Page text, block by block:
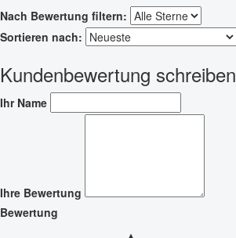
Nach Bewertung filtern:
Sortieren nach:
Kundenbewertung schreiben
Ihr Name
Ihre Bewertung
Bewertung